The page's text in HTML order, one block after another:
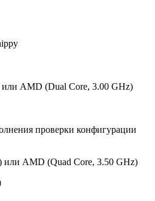
AMD (Dual Core, 3.00 GHz)
проверки конфигурации
или AMD (Quad Core, 3.50 GHz)